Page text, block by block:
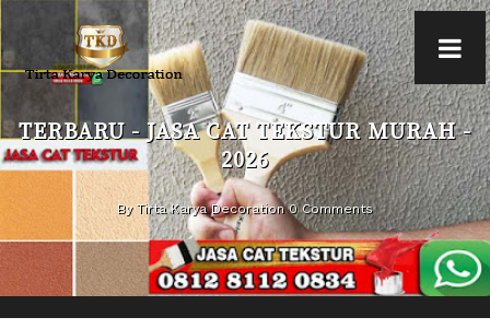
TERBARU - JASA CAT TEKSTUR MURAH -
2026
By Tirta Karya Decoration 0 Comments